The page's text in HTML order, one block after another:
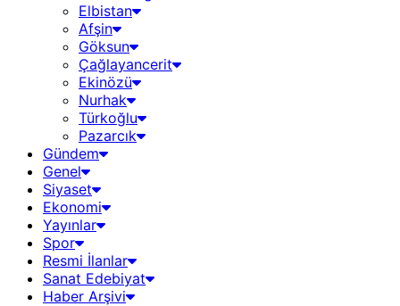
Elbistan
Afşin
Göksun
Çağlayancerit
Ekinözü
Nurhak
Türkoğlu
Pazarcık
Gündem
Genel
Siyaset
Ekonomi
Yayınlar
Spor
Resmi İlanlar
Sanat Edebiyat
Haber Arşivi